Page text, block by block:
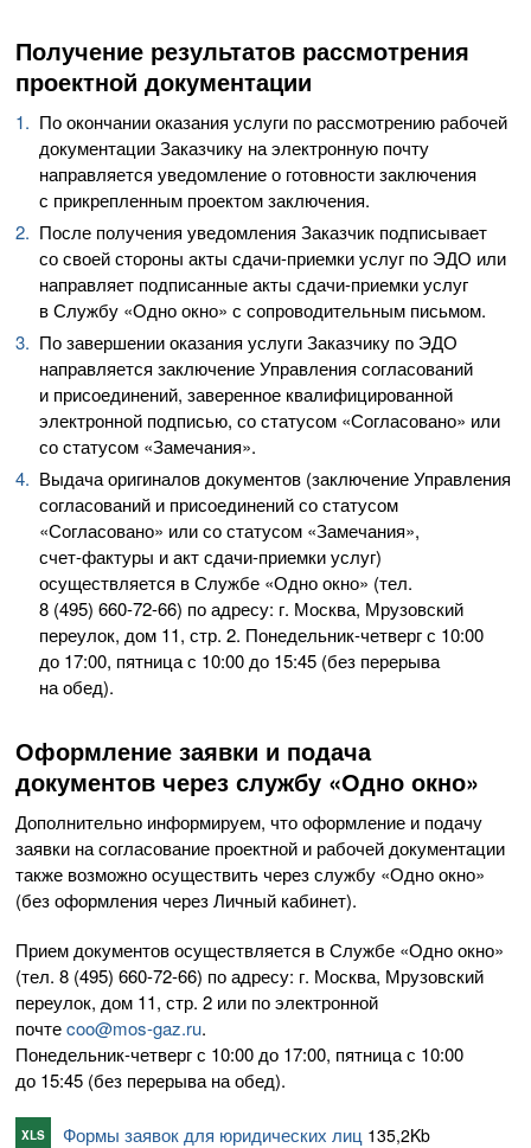
Получение результатов рассмотрения
проектной документации
По окончании оказания услуги по рассмотрению рабочей
документации Заказчику на электронную почту
направляется уведомление о готовности заключения
с прикрепленным проектом заключения.
После получения уведомления Заказчик подписывает
со своей стороны акты сдачи-приемкиуслуг по ЭДО или
направляет подписанные акты сдачи-приемкиуслуг
в Службу «Одно окно» с сопроводительным письмом.
По завершении оказания услуги Заказчику по ЭДО
направляется заключение Управления согласований
и присоединений, заверенное квалифицированной
электронной подписью, со статусом «Согласовано» или
со статусом «Замечания».
Выдача оригиналов документов (заключение Управления
согласований и присоединений со статусом
«Согласовано» или со статусом «Замечания»,
счет-фактуры и актсдачи-приемкиуслуг)
осуществляется в Службе «Одно окно» (тел.
8 (495) 660-72-66) по адресу: г. Москва, Мрузовский
переулок, дом 11, стр. 2. Понедельник-четвергс 10:00
до 17:00, пятница с 10:00 до 15:45 (без перерыва
на обед).
Оформление заявки и подача
документов через службу «Одно окно»
Дополнительно информируем, что оформление и подачу
заявки на согласование проектной и рабочей документации
также возможно осуществить через службу «Одно окно»
(без оформления через Личный кабинет).
Прием документов осуществляется в Службе «Одно окно»
(тел. 8 (495) 660-72-66) по адресу: г. Москва, Мрузовский
переулок, дом 11, стр. 2 или по электронной
почтеcoo@mos-gaz.ru.
Понедельник-четвергс 10:00 до 17:00, пятница с 10:00
до 15:45 (без перерыва на обед).
XLS Формы заявок для юридических лиц 135,2Kb